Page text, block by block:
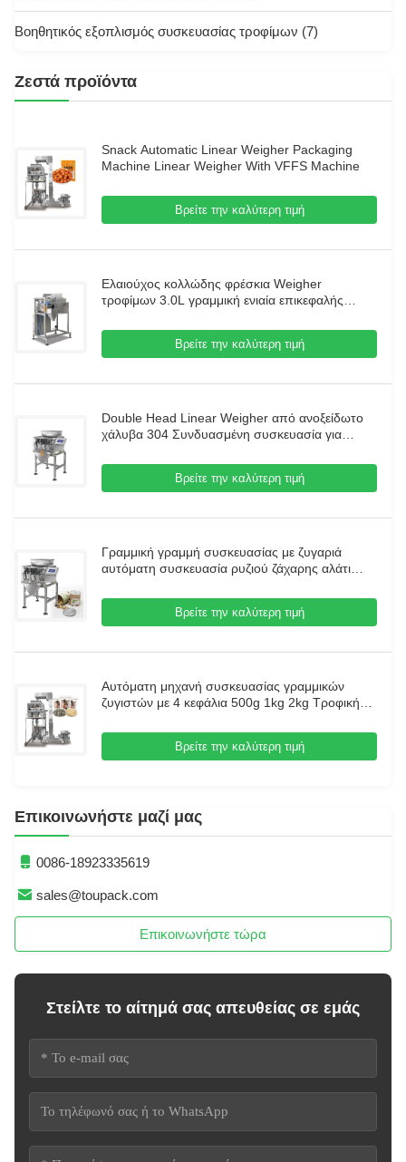
Βοηθητικός εξοπλισμός συσκευασίας τροφίμων (7)
Ζεστά προϊόντα
Snack Automatic Linear Weigher Packaging
Machine Linear Weigher With VFFS Machine
Βρείτε την καλύτερη τιμή
Ελαιούχος κολλώδης φρέσκια Weigher
τροφίμων 3.0L γραμμική ενιαία επικεφαλής
Βρείτε την καλύτερη τιμή
Double Head Linear Weigher από ανοξείδωτο
χάλυβα 304 Συνδυασμένη συσκευασία για
Βρείτε την καλύτερη τιμή
Γραμμική γραμμή συσκευασίας με ζυγαριά
αυτόματη συσκευασία ρυζιού ζάχαρης αλάτι
συσκευασία σύστημα
Βρείτε την καλύτερη τιμή
Αυτόματη μηχανή συσκευασίας γραμμικών
ζυγιστών με 4 κεφάλια 500g 1kg 2kg Τροφική
φασόλια Σφαιρίδια Ζάχαρη
Βρείτε την καλύτερη τιμή
Επικοινωνήστε μαζί μας
0086-18923335619
sales@toupack.com
Επικοινωνήστε τώρα
Στείλτε το αίτημά σας απευθείας σε εμάς